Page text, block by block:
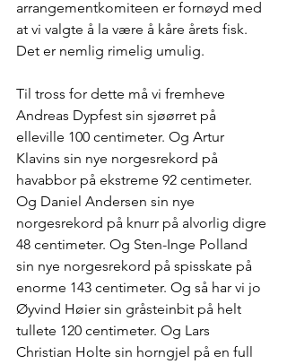
arrangementkomiteen er fornøyd med
at vi valgte å la være å kåre årets fisk.
Det er nemlig rimelig umulig.
Til tross for dette må vi fremheve
Andreas Dypfest sin sjøørret på
elleville 100 centimeter. Og Artur
Klavins sin nye norgesrekord på
havabbor på ekstreme 92 centimeter.
Og Daniel Andersen sin nye
norgesrekord på knurr på alvorlig digre
48 centimeter. Og Sten-Inge Polland
sin nye norgesrekord på spisskate på
enorme 143 centimeter. Og så har vi jo
Øyvind Høier sin gråsteinbit på helt
tullete 120 centimeter. Og Lars
Christian Holte sin horngjel på en full